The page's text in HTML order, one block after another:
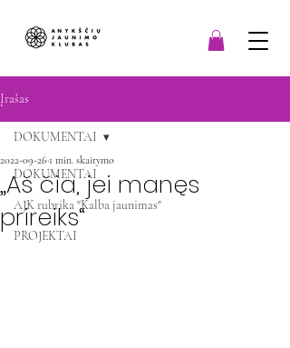
Įrašas
DOKUMENTAI
AJK rubrika "Kalba jaunimas"
PROJEKTAI
DOKUMENTAI
„Aš čia, jei manęs
prireiks“
2022-09-26 1 min. skaitymo